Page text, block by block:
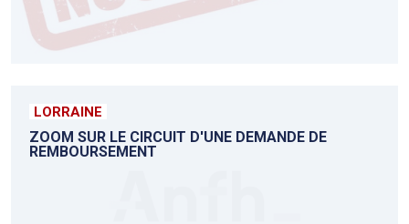
LORRAINE
ZOOM SUR LE CIRCUIT D'UNE DEMANDE DE
REMBOURSEMENT